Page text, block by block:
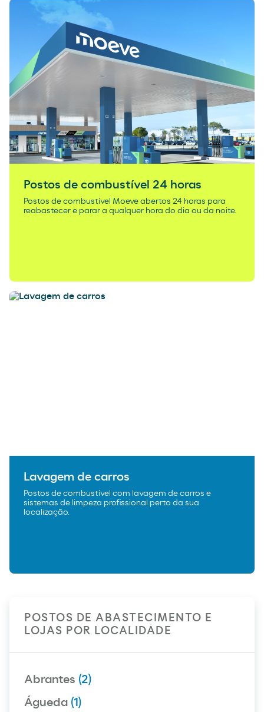
Postos de combustível 24 horas
Postos de combustível Moeve abertos 24 horas para
reabastecer e parar a qualquer hora do dia ou da noite.
Lavagem de carros
Postos de combustível com lavagem de carros e
sistemas de limpeza profissional perto da sua
localização.
POSTOS DE ABASTECIMENTO E
LOJAS POR LOCALIDADE
Abrantes (2)
Águeda (1)